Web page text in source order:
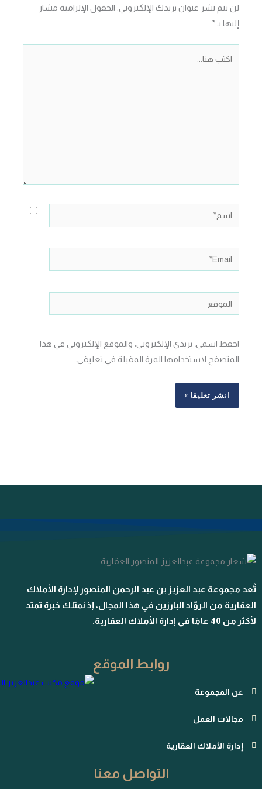
لن يتم نشر عنوان بريدك الإلكتروني. الحقول الإلزامية مشار
إليها بـ *
اسم*
Email*
الموقع
احفظ اسمي، بريدي الإلكتروني، والموقع الإلكتروني في هذا
المتصفح لاستخدامها المرة المقبلة في تعليقي.
تُعد مجموعة عبد العزيز بن عبد الرحمن المنصور لإدارة الأملاك
العقارية من الروّاد البارزين في هذا المجال، إذ نمتلك خبرة تمتد
لأكثر من 40 عامًا في إدارة الأملاك العقارية.
روابط الموقع
عن المجموعة
مجالات العمل
إدارة الأملاك العقارية
التواصل معنا